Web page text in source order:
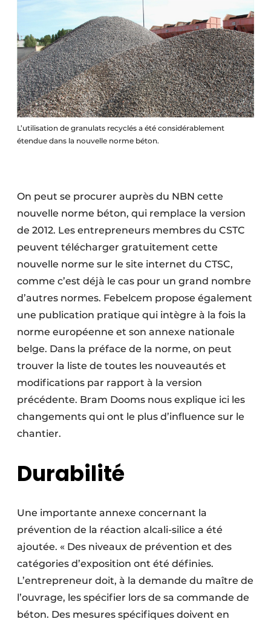
L’utilisation de granulats recyclés a été considérablement
étendue dans la nouvelle norme béton.
On peut se procurer auprès du NBN cette
nouvelle norme béton, qui remplace la version
de 2012. Les entrepreneurs membres du CSTC
peuvent télécharger gratuitement cette
nouvelle norme sur le site internet du CTSC,
comme c’est déjà le cas pour un grand nombre
d’autres normes. Febelcem propose également
une publication pratique qui intègre à la fois la
norme européenne et son annexe nationale
belge. Dans la préface de la norme, on peut
trouver la liste de toutes les nouveautés et
modifications par rapport à la version
précédente. Bram Dooms nous explique ici les
changements qui ont le plus d’influence sur le
chantier.
Durabilité
Une importante annexe concernant la
prévention de la réaction alcali-silice a été
ajoutée. « Des niveaux de prévention et des
catégories d’exposition ont été définies.
L’entrepreneur doit, à la demande du maître de
l’ouvrage, les spécifier lors de sa commande de
béton. Des mesures spécifiques doivent en